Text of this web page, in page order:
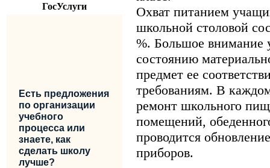
ГосУслуги
Есть предложения
по организации
учебного
процесса или
знаете, как
сделать школу
лучше?
Охват питанием
школьной столовой
%. Большое внимание
состоянию
предмет ее
требованиям. В
ремонт школьного
помещений,
проводится
приборов.